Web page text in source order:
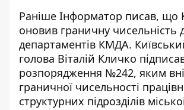
Раніше Інформатор писав, що
оновив граничну чисельність
департаментів КМДА.
голова Віталій Кличко
розпорядження №242, яким
граничної чисельності
структурних підрозділів